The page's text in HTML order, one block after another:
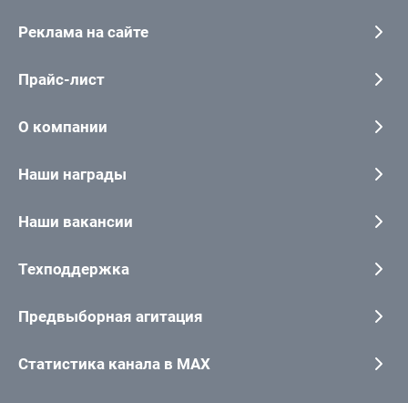
Реклама на сайте
Прайс-лист
О компании
Наши награды
Наши вакансии
Техподдержка
Предвыборная агитация
Статистика канала в MAX